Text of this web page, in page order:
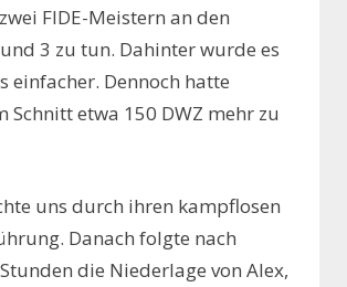
FIDE-Meistern an den
3 zu tun. Dahinter wurde es
einfacher. Dennoch hatte
Schnitt etwa 150 DWZ mehr zu
uns durch ihren kampflosen
Danach folgte nach
die Niederlage von Alex,